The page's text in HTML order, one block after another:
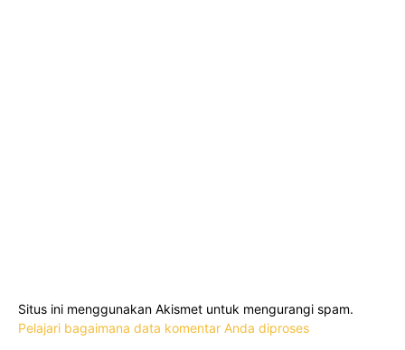
Situs ini menggunakan Akismet untuk mengurangi spam.
Pelajari bagaimana data komentar Anda diproses